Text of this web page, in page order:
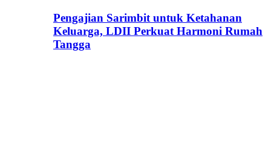
Pengajian Sarimbit untuk Ketahanan
Keluarga, LDII Perkuat Harmoni Rumah
Tangga